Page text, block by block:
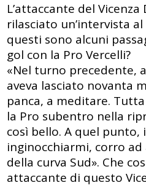
L’attaccante del
rilasciato un’intervista
questi sono alcuni
gol con la Pro Vercelli?
«Nel turno precedente,
aveva lasciato novanta
panca, a meditare.
la Pro subentro nella
così bello. A quel punto,
inginocchiarmi, corro
della curva Sud». Che
attaccante di questo